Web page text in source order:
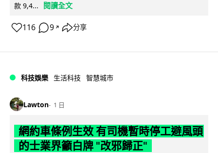
款 9,4...
閱讀全文
116 9 ↗ 分享
科技娛樂 生活科技 智慧城市
Lawton 1 日
網約車條例生效 有司機暫時停工避風頭
的士業界籲白牌 "改邪歸正"